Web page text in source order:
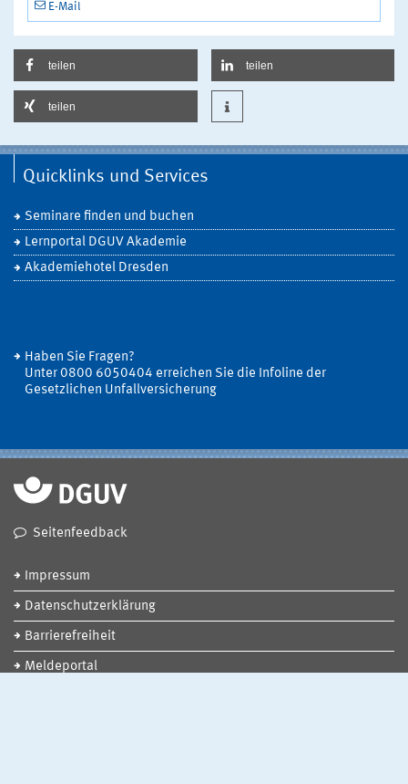
E-Mail
teilen teilen
teilen
Quicklinks und Services
Seminare finden und buchen
Lernportal DGUV Akademie
Akademiehotel Dresden
Haben Sie Fragen?
Unter 0800 6050404 erreichen Sie die Infoline der
Gesetzlichen Unfallversicherung
Seitenfeedback
Impressum
Datenschutzerklärung
Barrierefreiheit
Meldeportal